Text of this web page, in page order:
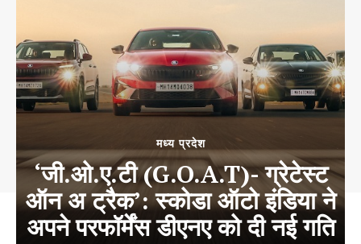
मध्य प्रदेश
‘जी.ओ.ए.टी (G.O.A.T)- ग्रेटेस्ट
ऑन अ ट्रैक’: स्कोडा ऑटो इंडिया ने
अपने परफॉर्मेंस डीएनए को दी नई गति